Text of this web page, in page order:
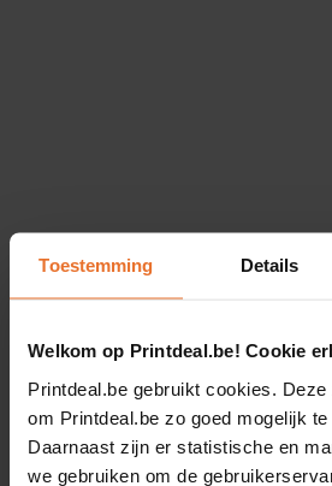
Toestemming Details
Welkom op Printdeal.be! Cookie
Printdeal.be gebruikt cookies. Deze
om Printdeal.be zo goed mogelijk te
Daarnaast zijn er statistische en
we gebruiken om de